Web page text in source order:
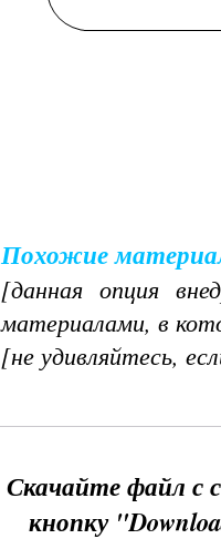
Похожие
[данная опция
материалами, в
[не удивляйтесь,
Скачайте файл с
кнопку